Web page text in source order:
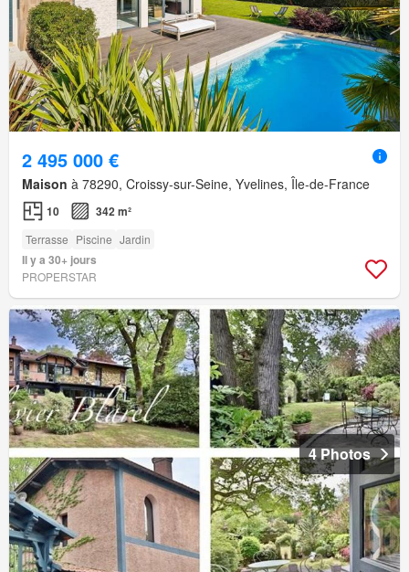
2 495 000 €
Maison à 78290, Croissy-sur-Seine, Yvelines, Île-de-France
10 342 m²
Terrasse Piscine Jardin
Il y a 30+ jours
PROPERSTAR
4 Photos